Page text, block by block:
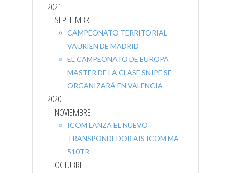
2021
SEPTIEMBRE
CAMPEONATO TERRITORIAL
VAURIEN DE MADRID
EL CAMPEONATO DE EUROPA
MASTER DE LA CLASE SNIPE SE
ORGANIZARÁ EN VALENCIA
2020
NOVIEMBRE
ICOM LANZA EL NUEVO
TRANSPONDEDOR AIS ICOM MA
510TR
OCTUBRE